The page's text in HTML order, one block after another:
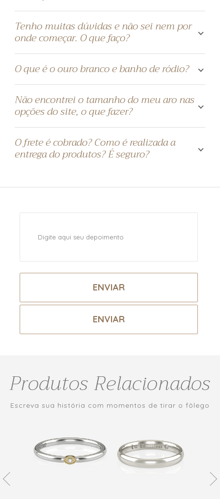
Tenho muitas dúvidas e não sei nem por
onde começar. O que faço?
O que é o ouro branco e banho de ródio?
Não encontrei o tamanho do meu aro nas
opções do site, o que fazer?
O frete é cobrado? Como é realizada a
entrega do produtos? É seguro?
ENVIAR
ENVIAR
Produtos Relacionados
Escreva sua história com momentos de tirar o fôlego